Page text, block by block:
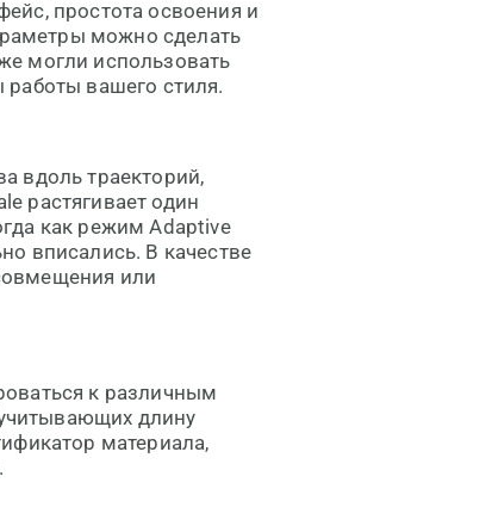
простота освоения и
можно сделать
могли использовать
вашего стиля.
вдоль траекторий,
растягивает один
как режим Adaptive
вписались. В качестве
или
к различным
длину
материала,